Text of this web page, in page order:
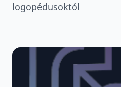
logopédusoktól